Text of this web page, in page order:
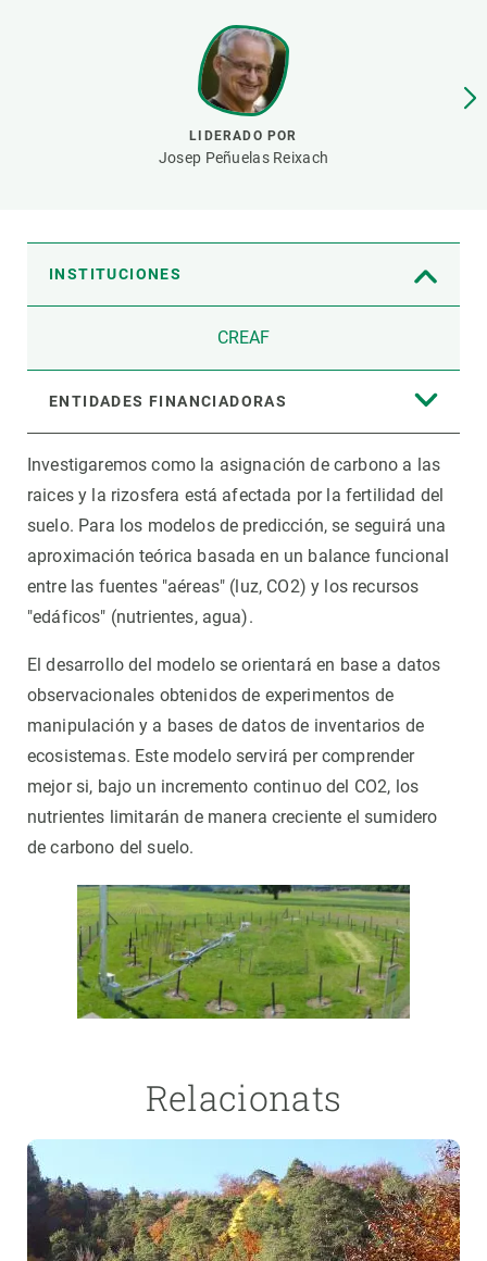
LIDERADO POR
Josep Peñuelas Reixach
INSTITUCIONES
CREAF
ENTIDADES FINANCIADORAS
Investigaremos como la asignación de carbono a las
raices y la rizosfera está afectada por la fertilidad del
suelo. Para los modelos de predicción, se seguirá una
aproximación teórica basada en un balance funcional
entre las fuentes "aéreas" (luz, CO2) y los recursos
"edáficos" (nutrientes, agua).
El desarrollo del modelo se orientará en base a datos
observacionales obtenidos de experimentos de
manipulación y a bases de datos de inventarios de
ecosistemas. Este modelo servirá per comprender
mejor si, bajo un incremento continuo del CO2, los
nutrientes limitarán de manera creciente el sumidero
de carbono del suelo.
Relacionats